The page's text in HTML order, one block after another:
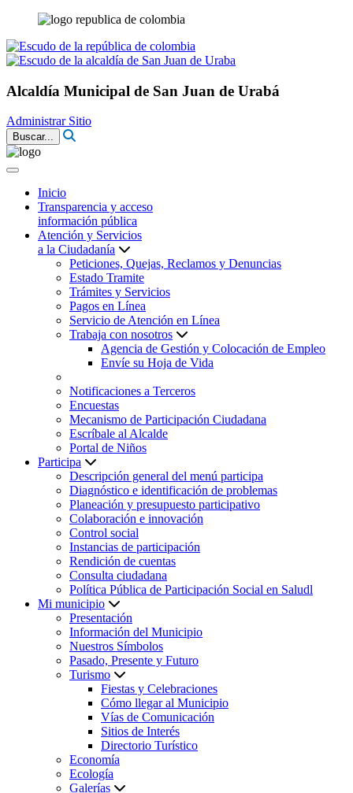
Alcaldía Municipal de San Juan de Urabá
Administrar Sitio
Buscar...
Inicio
Transparencia y acceso
información pública
Atención y Servicios
a la Ciudadanía
Peticiones, Quejas, Reclamos y Denuncias
Estado Tramite
Trámites y Servicios
Pagos en Línea
Servicio de Atención en Línea
Trabaja con nosotros
Agencia de Gestión y Colocación de Empleo
Envíe su Hoja de Vida
Notificaciones a Terceros
Encuestas
Mecanismo de Participación Ciudadana
Escríbale al Alcalde
Portal de Niños
Participa
Descripción general del menú participa
Diagnóstico e identificación de problemas
Planeación y presupuesto participativo
Colaboración e innovación
Control social
Instancias de participación
Rendición de cuentas
Consulta ciudadana
Política Pública de Participación Social en Saludl
Mi municipio
Presentación
Información del Municipio
Nuestros Símbolos
Pasado, Presente y Futuro
Turismo
Fiestas y Celebraciones
Cómo llegar al Municipio
Vías de Comunicación
Sitios de Interés
Directorio Turístico
Economía
Ecología
Galerías